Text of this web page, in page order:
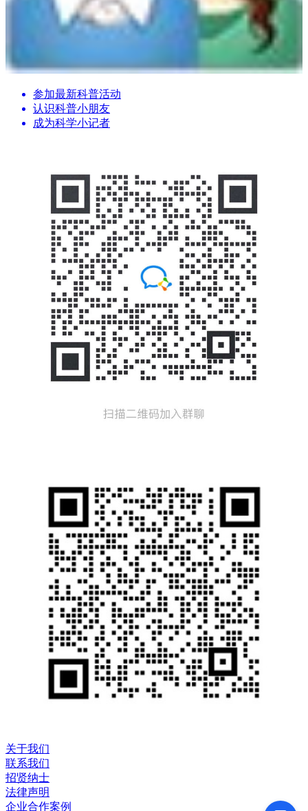
参加最新科普活动
认识科普小朋友
成为科学小记者
关于我们
联系我们
招贤纳士
法律声明
企业合作案例